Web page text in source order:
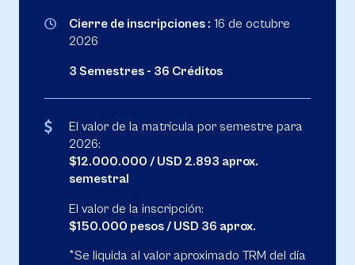
Cierre de inscripciones : 16 de octubre
2026
3 Semestres - 36 Créditos
El valor de la matrícula por semestre para
2026:
$12.000.000 / USD 2.893 aprox.
semestral
El valor de la inscripción:
$150.000 pesos / USD 36 aprox.
*Se liquida al valor aproximado TRM del día